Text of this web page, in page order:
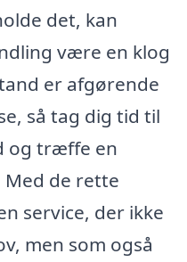
det, kan
være en klog
er afgørende
så tag dig tid til
og træffe en
de rette
service, der ikke
men som også